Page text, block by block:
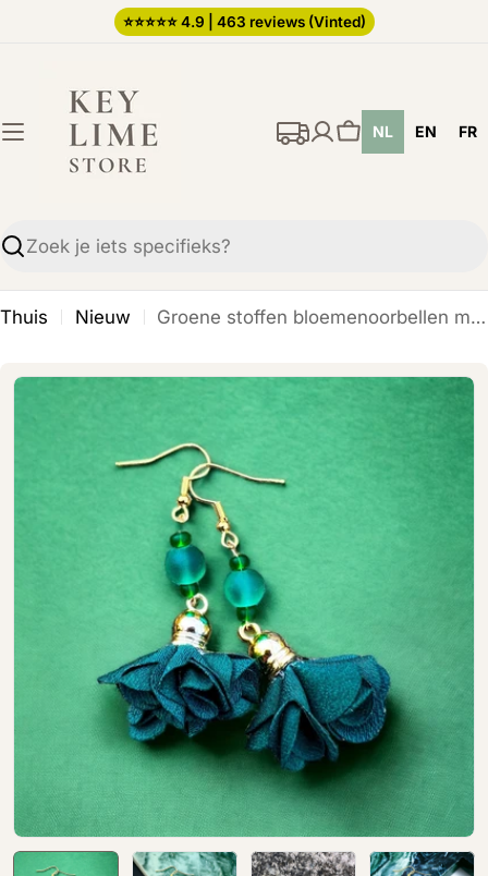
inhoud
⭐️⭐️⭐️⭐️⭐️ 4.9 | 463 reviews (Vinted)
Zoekopdracht
Winkelwagen
NL EN FR
Thuis Nieuw Groene stoffen bloemenoorbellen met groene kraaltjes en gouden hanger
Open media 0 in modal